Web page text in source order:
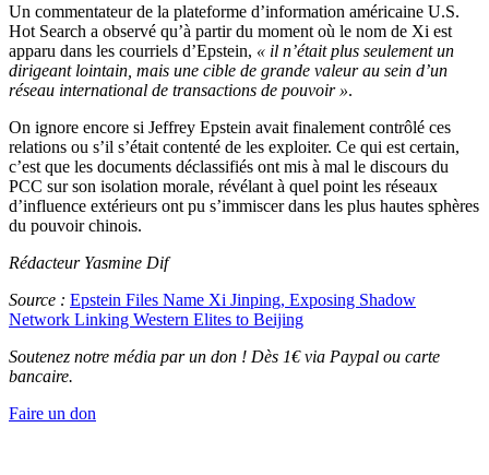
Un commentateur de la plateforme d’information américaine U.S.
Hot Search a observé qu’à partir du moment où le nom de Xi est
apparu dans les courriels d’Epstein, « il n’était plus seulement un
dirigeant lointain, mais une cible de grande valeur au sein d’un
réseau international de transactions de pouvoir ».
On ignore encore si Jeffrey Epstein avait finalement contrôlé ces
relations ou s’il s’était contenté de les exploiter. Ce qui est certain,
c’est que les documents déclassifiés ont mis à mal le discours du
PCC sur son isolation morale, révélant à quel point les réseaux
d’influence extérieurs ont pu s’immiscer dans les plus hautes sphères
du pouvoir chinois.
Rédacteur Yasmine Dif
Source : Epstein Files Name Xi Jinping, Exposing Shadow
Network Linking Western Elites to Beijing
Soutenez notre média par un don ! Dès 1€ via Paypal ou carte
bancaire.
Faire un don